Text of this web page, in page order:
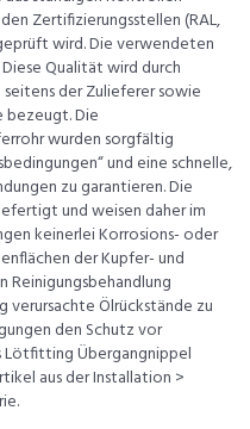
Zertifizierungsstellen (RAL,
wird. Die verwendeten
Qualität wird durch
der Zulieferer sowie
bezeugt. Die
wurden sorgfältig
und eine schnelle,
zu garantieren. Die
und weisen daher im
keinerlei Korrosions- oder
der Kupfer- und
verursachte Ölrückstände zu
den Schutz vor
Lötfitting Übergangnippel
aus der Installation >